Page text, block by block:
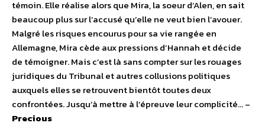
témoin. Elle réalise alors que Mira, la soeur d’Alen, en sait
beaucoup plus sur l’accusé qu’elle ne veut bien l’avouer.
Malgré les risques encourus pour sa vie rangée en
Allemagne, Mira cède aux pressions d’Hannah et décide
de témoigner. Mais c’est là sans compter sur les rouages
juridiques du Tribunal et autres collusions politiques
auxquels elles se retrouvent bientôt toutes deux
confrontées. Jusqu’à mettre à l’épreuve leur complicité… –
Precious